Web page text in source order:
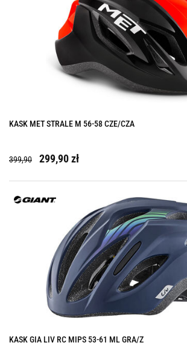
KASK MET STRALE M 56-58 CZE/CZA
399,90 299,90 zł
KASK GIA LIV RC MIPS 53-61 ML GRA/Z